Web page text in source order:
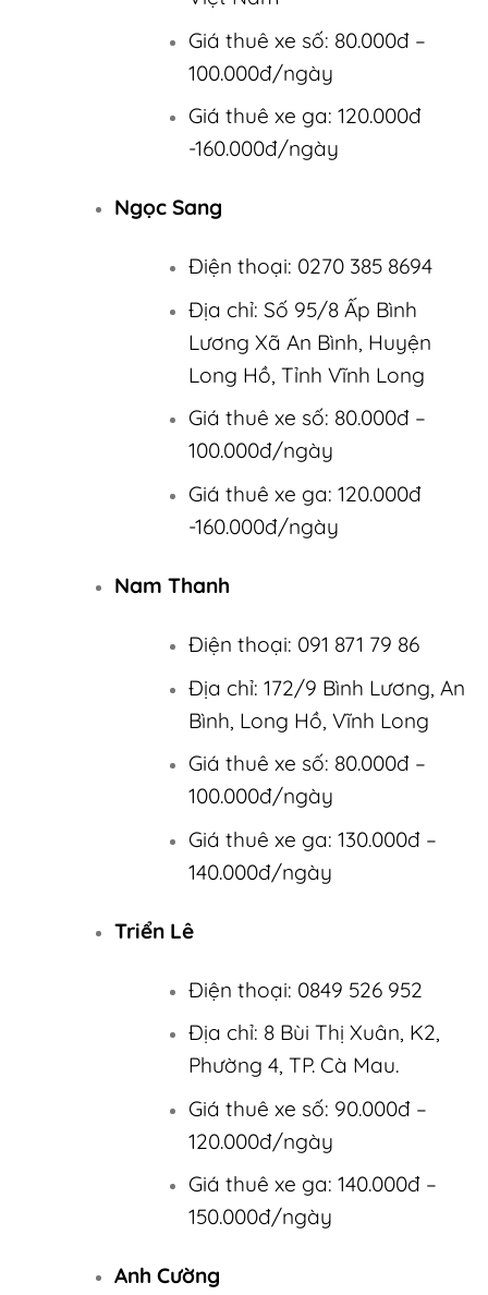
Giá thuê xe số: 80.000đ –
100.000đ/ngày
Giá thuê xe ga: 120.000đ
-160.000đ/ngày
Ngọc Sang
Điện thoại: 0270 385 8694
Địa chỉ: Số 95/8 Ấp Bình
Lương Xã An Bình, Huyện
Long Hồ, Tỉnh Vĩnh Long
Giá thuê xe số: 80.000đ –
100.000đ/ngày
Giá thuê xe ga: 120.000đ
-160.000đ/ngày
Nam Thanh
Điện thoại: 091 871 79 86
Địa chỉ: 172/9 Bình Lương, An
Bình, Long Hồ, Vĩnh Long
Giá thuê xe số: 80.000đ –
100.000đ/ngày
Giá thuê xe ga: 130.000đ –
140.000đ/ngày
Triển Lê
Điện thoại: 0849 526 952
Địa chỉ: 8 Bùi Thị Xuân, K2,
Phường 4, TP. Cà Mau.
Giá thuê xe số: 90.000đ –
120.000đ/ngày
Giá thuê xe ga: 140.000đ –
150.000đ/ngày
Anh Cường